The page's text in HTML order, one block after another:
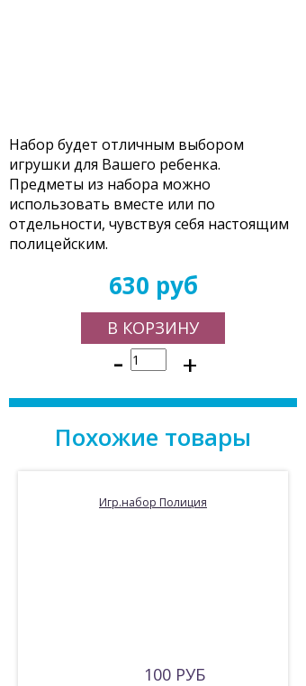
Набор будет отличным выбором
игрушки для Вашего ребенка.
Предметы из набора можно
использовать вместе или по
отдельности, чувствуя себя настоящим
полицейским.
630 руб
В КОРЗИНУ
- +
Похожие товары
Игр.набор Полиция
100 РУБ